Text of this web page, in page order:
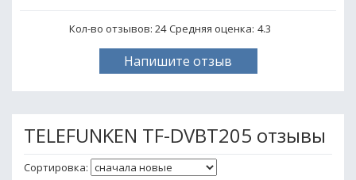
Кол-во отзывов: 24 Средняя оценка: 4.3
Напишите отзыв
TELEFUNKEN TF-DVBT205 отзывы
Сортировка: